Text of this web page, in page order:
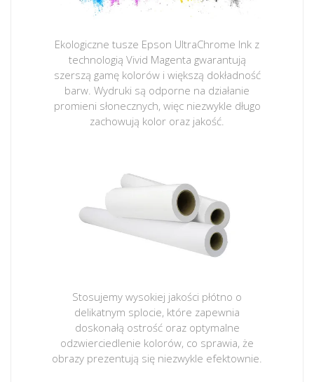
Ekologiczne tusze Epson UltraChrome Ink z
technologią Vivid Magenta gwarantują
szerszą gamę kolorów i większą dokładność
barw. Wydruki są odporne na działanie
promieni słonecznych, więc niezwykle długo
zachowują kolor oraz jakość.
Stosujemy wysokiej jakości płótno o
delikatnym splocie, które zapewnia
doskonałą ostrość oraz optymalne
odzwierciedlenie kolorów, co sprawia, że
obrazy prezentują się niezwykle efektownie.